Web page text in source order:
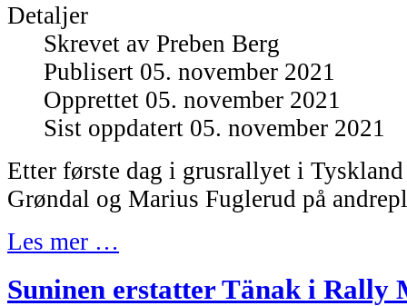
Detaljer
Skrevet av Preben Berg
Publisert 05. november 2021
Opprettet 05. november 2021
Sist oppdatert 05. november 2021
Etter første dag i grusrallyet i
Grøndal og Marius Fuglerud på
Les mer …
Suninen erstatter Tänak i Rally